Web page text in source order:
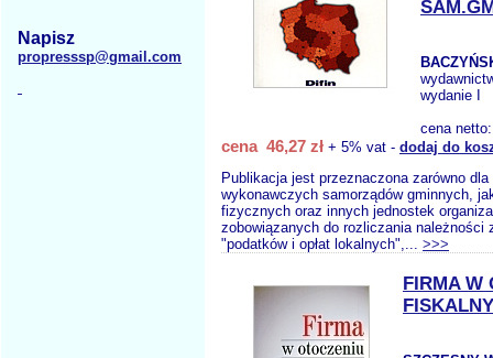
Napisz
propresssp@gmail.com
wydanie I
cena
cena 46,27 zł + 5% vat - dodaj do
Publikacja jest przeznaczona zarówno dla
wykonawczych samorządów gminnych,
fizycznych oraz innych jednostek
zobowiązanych do rozliczania należności
"podatków i opłat lokalnych",... >>>
FIRMA W